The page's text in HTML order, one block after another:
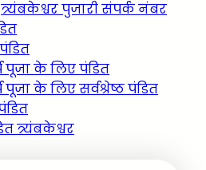
त्र्यंबकेश्वर पुजारी संपर्क नंबर
पूजा के लिए पंडित
के लिए सर्वश्रेष्ठ पंडित
त्र्यंबकेश्वर